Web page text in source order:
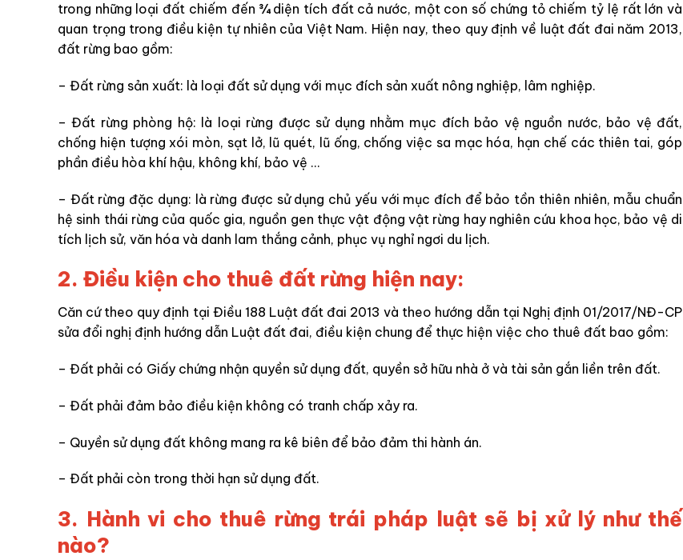
trong những loại đất chiếm đến ¾ diện tích đất cả nước, một con số chứng tỏ chiếm tỷ lệ rất lớn và
quan trọng trong điều kiện tự nhiên của Việt Nam. Hiện nay, theo quy định về luật đất đai năm 2013,
đất rừng bao gồm:
– Đất rừng sản xuất: là loại đất sử dụng với mục đích sản xuất nông nghiệp, lâm nghiệp.
– Đất rừng phòng hộ: là loại rừng được sử dụng nhằm mục đích bảo vệ nguồn nước, bảo vệ đất,
chống hiện tượng xói mòn, sạt lở, lũ quét, lũ ống, chống việc sa mạc hóa, hạn chế các thiên tai, góp
phần điều hòa khí hậu, không khí, bảo vệ …
– Đất rừng đặc dụng: là rừng được sử dụng chủ yếu với mục đích để bảo tồn thiên nhiên, mẫu chuẩn
hệ sinh thái rừng của quốc gia, nguồn gen thực vật động vật rừng hay nghiên cứu khoa học, bảo vệ di
tích lịch sử, văn hóa và danh lam thắng cảnh, phục vụ nghỉ ngơi du lịch.
2. Điều kiện cho thuê đất rừng hiện nay:
Căn cứ theo quy định tại Điều 188 Luật đất đai 2013 và theo hướng dẫn tại Nghị định 01/2017/NĐ-CP
sửa đổi nghị định hướng dẫn Luật đất đai, điều kiện chung để thực hiện việc cho thuê đất bao gồm:
– Đất phải có Giấy chứng nhận quyền sử dụng đất, quyền sở hữu nhà ở và tài sản gắn liền trên đất.
– Đất phải đảm bảo điều kiện không có tranh chấp xảy ra.
– Quyền sử dụng đất không mang ra kê biên để bảo đảm thi hành án.
– Đất phải còn trong thời hạn sử dụng đất.
3. Hành vi cho thuê rừng trái pháp luật sẽ bị xử lý như thế
nào?